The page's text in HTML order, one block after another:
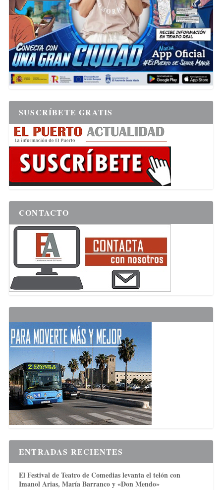
SUSCRÍBETE GRATIS
CONTACTO
ENTRADAS RECIENTES
El Festival de Teatro de Comedias levanta el telón con
Imanol Arias, María Barranco y «Don Mendo»